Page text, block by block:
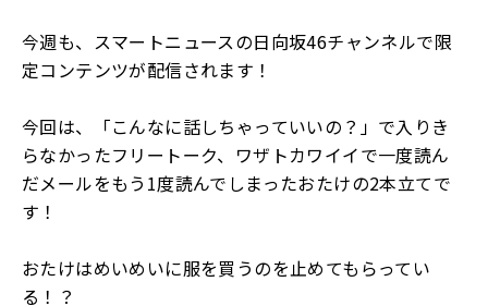
今週も、スマートニュースの日向坂46チャンネルで限
定コンテンツが配信されます！
今回は、「こんなに話しちゃっていいの？」で入りき
らなかったフリートーク、ワザトカワイイで一度読ん
だメールをもう 1度読んでしまったおたけの2本立てで
す！
おたけはめいめいに服を買うのを止めてもらってい
る！？